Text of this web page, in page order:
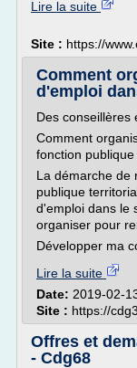
Lire la suite
Site : https://
Comment
d'emploi
Des conseillères
Comment
fonction
La démarche de
publique
d'emploi dans le
organiser pour
Développer ma
Lire la suite
Date: 2019-02-
Site : https://
Offres et
- Cdg68